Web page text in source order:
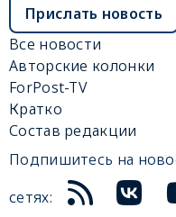
Прислать новость
Все новости
Авторские колонки
ForPost-TV
Кратко
Состав редакции
Подпишитесь на
сетях: